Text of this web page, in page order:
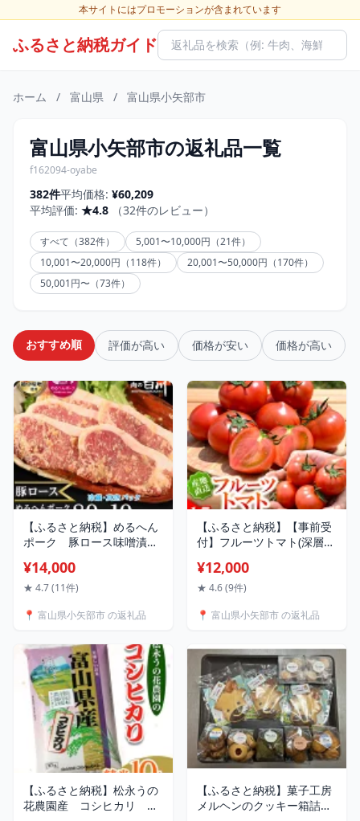
本サイトにはプロモーションが含まれています
ふるさと納税ガイド
ホーム / 富山県 / 富山県小矢部市
富山県小矢部市の返礼品一覧
f162094-oyabe
382件平均価格: ¥60,209
平均評価: ★4.8 （32件のレビュー）
すべて（382件）
5,001〜10,000円（21件）
10,001〜20,000円（118件）
20,001〜50,000円（170件）
50,001円〜（73件）
おすすめ順 評価が高い 価格が安い 価格が高い
【ふるさと納税】めるへん
ポーク 豚ロース味噌漬け
ック)_ 豚ロース ポーク 美
味しい 国産 惣菜 真空パッ
域：離島】【1291430】
¥14,000
★ 4.7 (11件)
📍 富山県小矢部市 の返礼品
【ふるさと納税】【事前受
付】フルーツトマト(深層水
みと旨み】_ トマト とまと
野菜 人気 美味しい 甘い 濃
送不可地域：離島】
¥12,000
★ 4.6 (9件)
📍 富山県小矢部市 の返礼品
【ふるさと納税】松永うの
花農園産 コシヒカリ
【ふるさと納税】菓子工房
メルヘンのクッキー箱詰め